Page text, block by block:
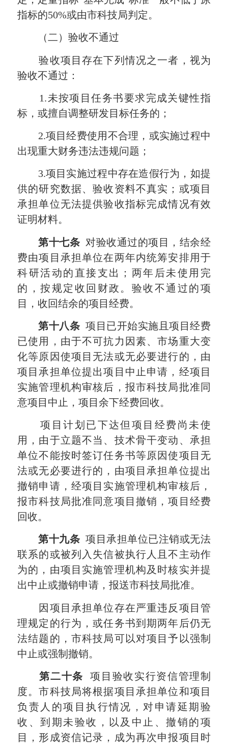
指标的50%或由市科技局判定。
（二）验收不通过
验收项目存在下列情况之一者，视为
验收不通过：
1.未按项目任务书要求完成关键性指
标，或擅自调整研发目标任务的；
2.项目经费使用不合理，或实施过程中
出现重大财务违法违规问题；
3.项目实施过程中存在造假行为，如提
供的研究数据、验收资料不真实；或项目
承担单位无法提供验收指标完成情况有效
证明材料。
第十七条 对验收通过的项目，结余经
费由项目承担单位在两年内统筹安排用于
科研活动的直接支出；两年后未使用完
的，按规定收回财政。验收不通过的项
目，收回结余的项目经费。
第十八条 项目已开始实施且项目经费
已使用，由于不可抗力因素、市场重大变
化等原因使项目无法或无必要进行的，由
项目承担单位提出项目中止申请，经项目
实施管理机构审核后，报市科技局批准同
意项目中止，项目余下经费回收。
项目计划已下达但项目经费尚未使
用，由于立题不当、技术骨干变动、承担
单位不能按时签订任务书等原因使项目无
法或无必要进行的，由项目承担单位提出
撤销申请，经项目实施管理机构审核后，
报市科技局批准同意项目撤销，项目经费
回收。
第十九条 项目承担单位已注销或无法
联系的或被列入失信被执行人且不主动作
为的，由项目实施管理机构及时核实并提
出中止或撤销申请，报送市科技局批准。
因项目承担单位存在严重违反项目管
理规定的行为，或任务书到期两年后仍无
法结题的，市科技局可以对项目予以强制
中止或强制撤销。
第二十条 项目验收实行资信管理制
度。市科技局将根据项目承担单位和项目
负责人的项目执行情况，对申请延期验
收、到期未验收，以及中止、撤销的项
目，形成资信记录，成为再次申报项目时